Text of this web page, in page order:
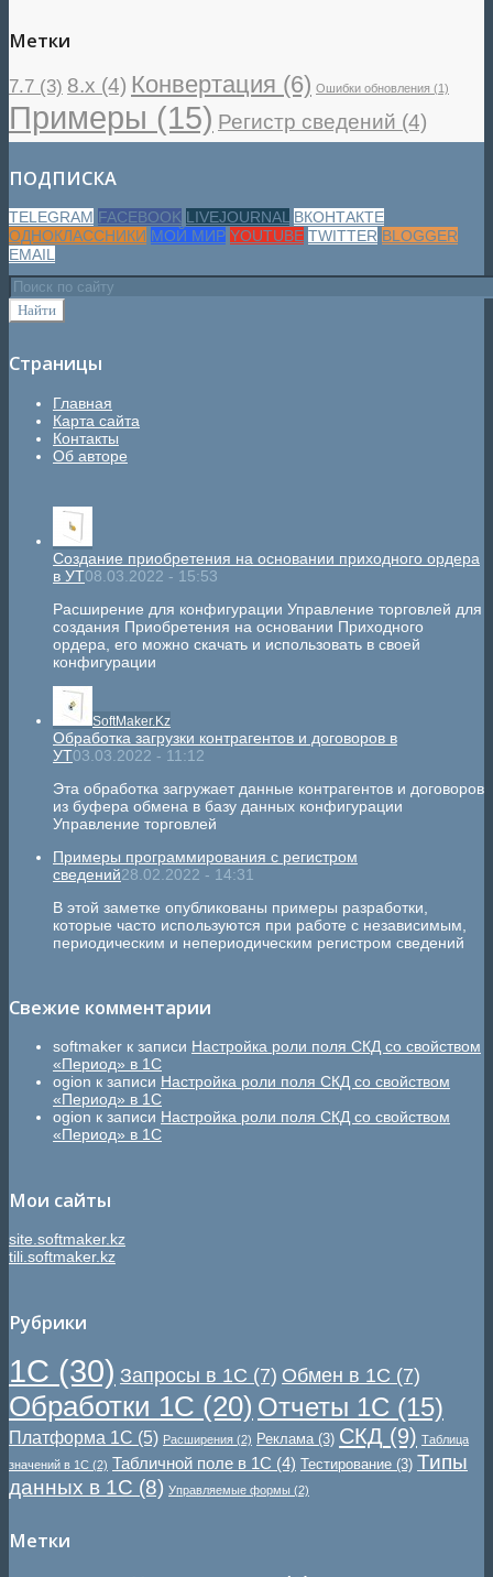
Метки
7.7 (3) 8.x (4) Конвертация (6) Ошибки обновления (1)
Примеры (15) Регистр сведений (4)
ПОДПИСКА
TELEGRAM FACEBOOK LIVEJOURNAL ВКОНТАКТЕ
ОДНОКЛАССНИКИ МОЙ МИР YOUTUBE TWITTER BLOGGER
EMAIL
Страницы
Главная
Карта сайта
Контакты
Об авторе
Создание приобретения на основании приходного ордера
в УТ08.03.2022 - 15:53
Расширение для конфигурации Управление торговлей для
создания Приобретения на основании Приходного
ордера, его можно скачать и использовать в своей
конфигурации
SoftMaker.Kz
Обработка загрузки контрагентов и договоров в
УТ03.03.2022 - 11:12
Эта обработка загружает данные контрагентов и договоров
из буфера обмена в базу данных конфигурации
Управление торговлей
Примеры программирования с регистром
сведений28.02.2022 - 14:31
В этой заметке опубликованы примеры разработки,
которые часто используются при работе с независимым,
периодическим и непериодическим регистром сведений
Свежие комментарии
softmaker к записи Настройка роли поля СКД со свойством
«Период» в 1С
ogion к записи Настройка роли поля СКД со свойством
«Период» в 1С
ogion к записи Настройка роли поля СКД со свойством
«Период» в 1С
Мои сайты
site.softmaker.kz
tili.softmaker.kz
Рубрики
1С (30) Запросы в 1С (7) Обмен в 1С (7)
Обработки 1С (20) Отчеты 1С (15)
Платформа 1С (5) Расширения (2) Реклама (3) СКД (9) Таблица
значений в 1С (2) Табличной поле в 1С (4) Тестирование (3) Типы
данных в 1С (8) Управляемые формы (2)
Метки